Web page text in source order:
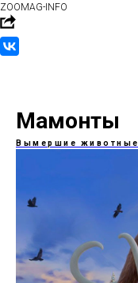
ZOOMAG-INFO
Мамонты
Вымершие животные